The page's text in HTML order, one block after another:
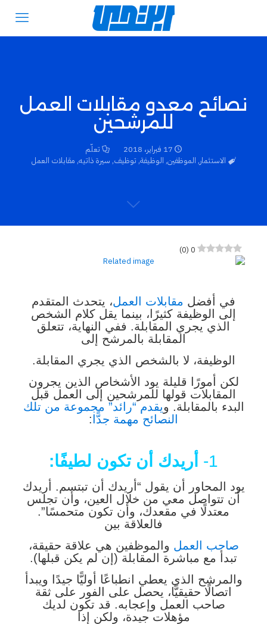
نصائح معدو مقابلات العمل
للمرشحين
17 فبراير، 2018
تعلّم
الاستثمار, الموظفين, الوظيفة, توظيف, سيرة ذاتيه, مقابلات العمل
0
(
0
)
في أفضل مقابلات العمل، يتحدث المتقدم
إلى الوظيفة كثيرًا، بينما يقل كلام الشخص
الذي يجري المقابلة. ففي النهاية، تتعلق
المقابلة بالمرشح إلى
الوظيفة، لا بالشخص الذي يجري المقابلة.
لكن أمورًا قليلة يود الأشخاص الذين يجرون
المقابلات قولها للمرشحين إلى العمل قبل
البدء بالمقابلة. ويقدم “رائد” مجموعة من تلك
النصائح مهمة جدًّا :
1- أريدك أن تكون لطيفًا:
يود المحاور أن يقول “أريدك أن تبتسم. أريدك
أن تتواصل معي من خلال العين، وأن تجلس
معتدلًا في مقعدك، وأن تكون متحمسًا”.
فالعلاقة بين
صاحب العمل والموظفين هي علاقة حقيقة،
تبدأ مع مباشرة المقابلة (إن لم يكن قبلها).
والمرشح الذي يعطي انطباعًا أوليًّا جيدًا ويبدأ
اتصالًا حقيقيًّا، يحصل على الفور على ثقة
صاحب العمل وإعجابه. قد تكون لديك
مؤهلات جيدة، ولكن إذا